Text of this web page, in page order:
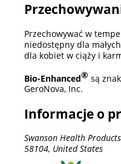
Przechowywać w
niedostępny dla
dla kobiet w ciąży i
Bio-Enhanced® są
GeroNova, Inc.
Informacje o
Swanson Health
58104, United States